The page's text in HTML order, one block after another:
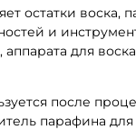
остатки воска,
и
аппарата для
после
парафина